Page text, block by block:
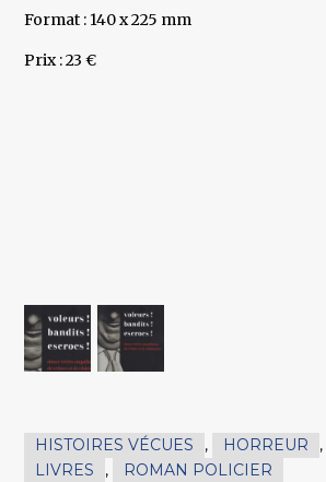
Format : 140 x 225 mm
Prix : 23 €
HISTOIRES VÉCUES , HORREUR
,
LIVRES
, ROMAN POLICIER